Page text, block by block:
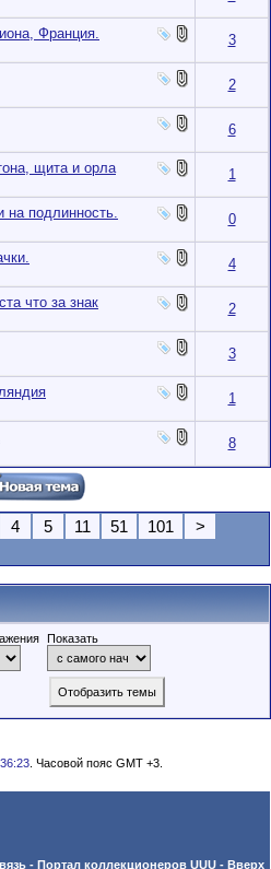
Франция. 3
2
6
щита и орла 1
подлинность. 0
4
что за знак 2
3
1
8
4 5 11 51 101
>
Показать
. Часовой пояс GMT +3.
- Портал коллекционеров UUU - Вверх